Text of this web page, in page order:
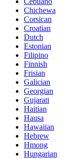
Chichewa
Corsican
Croatian
Dutch
Estonian
Filipino
Finnish
Frisian
Galician
Georgian
Gujarati
Haitian
Hausa
Hawaiian
Hebrew
Hmong
Hungarian